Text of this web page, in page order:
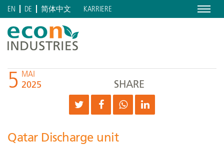
Menu
EN DE 简体中文 KARRIERE
5 MAI
2025 SHARE
Qatar Discharge unit